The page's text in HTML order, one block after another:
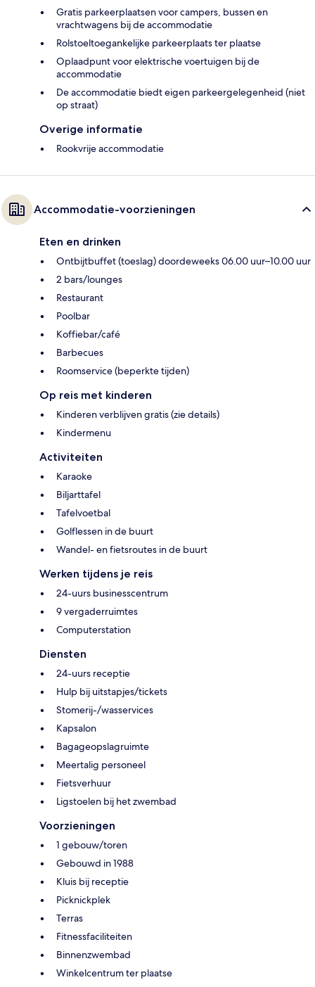
Gratis parkeerplaatsen voor campers, bussen en
vrachtwagens bij de accommodatie
Rolstoeltoegankelijke parkeerplaats ter plaatse
Oplaadpunt voor elektrische voertuigen bij de
accommodatie
De accommodatie biedt eigen parkeergelegenheid (niet
op straat)
Overige informatie
Rookvrije accommodatie
Accommodatie-voorzieningen
Eten en drinken
Ontbijtbuffet (toeslag) doordeweeks 06.00 uur–10.00 uur
2 bars/lounges
Restaurant
Poolbar
Koffiebar/café
Barbecues
Roomservice (beperkte tijden)
Op reis met kinderen
Kinderen verblijven gratis (zie details)
Kindermenu
Activiteiten
Karaoke
Biljarttafel
Tafelvoetbal
Golflessen in de buurt
Wandel- en fietsroutes in de buurt
Werken tijdens je reis
24-uurs businesscentrum
9 vergaderruimtes
Computerstation
Diensten
24-uurs receptie
Hulp bij uitstapjes/tickets
Stomerij-/wasservices
Kapsalon
Bagageopslagruimte
Meertalig personeel
Fietsverhuur
Ligstoelen bij het zwembad
Voorzieningen
1 gebouw/toren
Gebouwd in 1988
Kluis bij receptie
Picknickplek
Terras
Fitnessfaciliteiten
Binnenzwembad
Winkelcentrum ter plaatse